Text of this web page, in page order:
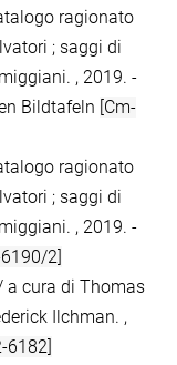
ragionato
; saggi di
, 2019. -
Bildtafeln [Cm-
ragionato
; saggi di
, 2019. -
2]
a cura di Thomas
Ilchman. ,
6182]